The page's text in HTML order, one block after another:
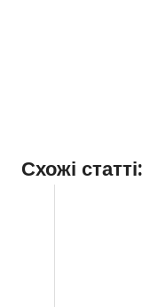
Схожі статті: